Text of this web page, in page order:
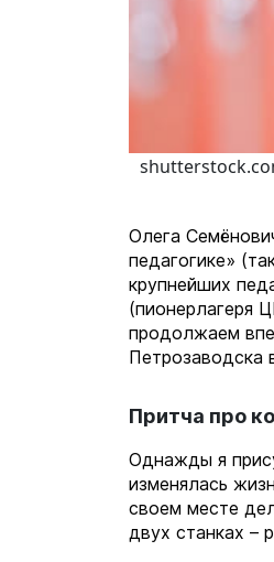
Олега
педагогике»
крупнейших
(пионерлагеря
продолжаем
Петрозаводска
Притча про
Однажды я
изменялась
своем месте
двух станках –